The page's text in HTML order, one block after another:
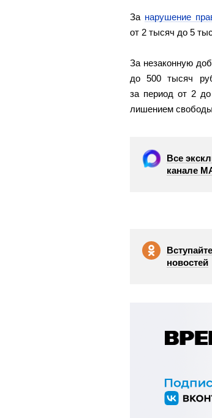
За нарушение
от 2 тысяч до 5
За незаконную
до 500 тысяч
за период от 2
лишением
Все
канале
новостей